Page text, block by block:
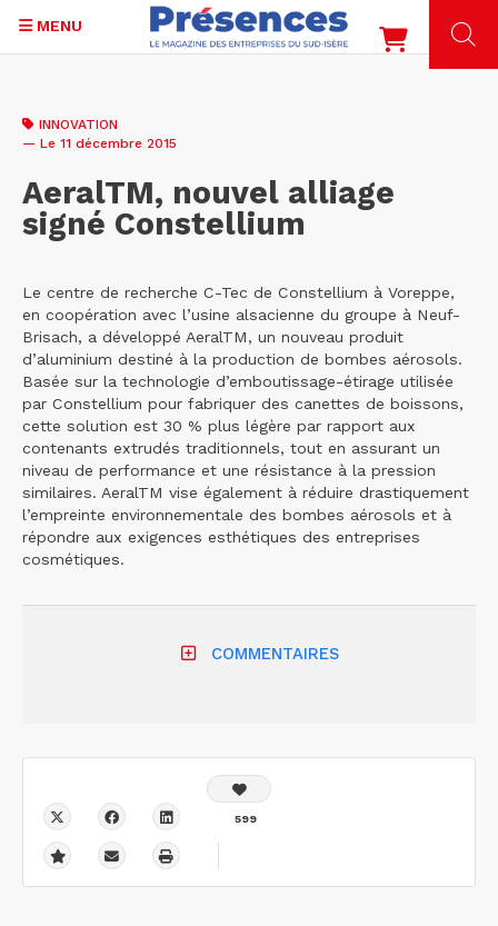
contenu
MENU
INNOVATION
— Le 11 décembre 2015
AeralTM, nouvel alliage
signé Constellium
Le centre de recherche C-Tec de Constellium à Voreppe,
en coopération avec l’usine alsacienne du groupe à Neuf-
Brisach, a développé AeralTM, un nouveau produit
d’aluminium destiné à la production de bombes aérosols.
Basée sur la technologie d’emboutissage-étirage utilisée
par Constellium pour fabriquer des canettes de boissons,
cette solution est 30 % plus légère par rapport aux
contenants extrudés traditionnels, tout en assurant un
niveau de performance et une résistance à la pression
similaires. AeralTM vise également à réduire drastiquement
l’empreinte environnementale des bombes aérosols et à
répondre aux exigences esthétiques des entreprises
cosmétiques.
COMMENTAIRES
599